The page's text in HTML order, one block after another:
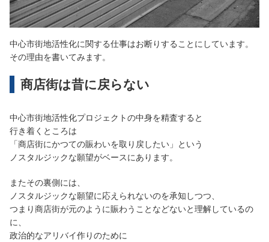
中心市街地活性化に関する仕事はお断りすることにしています。
その理由を書いてみます。
商店街は昔に戻らない
中心市街地活性化プロジェクトの中身を精査すると
行き着くところは
「商店街にかつての賑わいを取り戻したい」という
ノスタルジックな願望がベースにあります。
またその裏側には、
ノスタルジックな願望に応えられないのを承知しつつ、
つまり商店街が元のように賑わうことなどないと理解しているの
に、
政治的なアリバイ作りのために